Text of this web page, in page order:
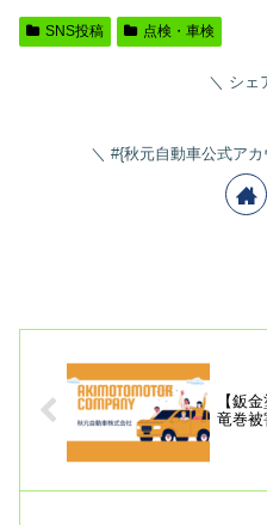
SNS投稿 点検・車検
シェ
#{秋元自動車公式ア
【鈑
竜巻